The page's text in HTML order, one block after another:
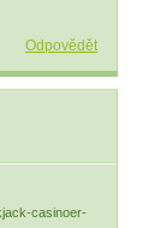
Odpovědět
casinoer-